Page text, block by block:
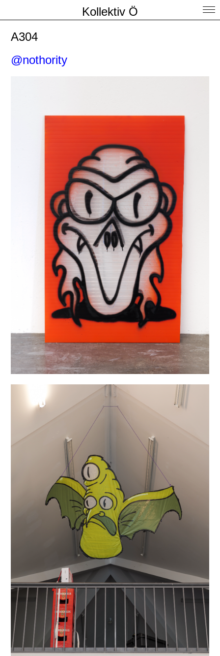
Kollektiv Ö
A304
@nothority